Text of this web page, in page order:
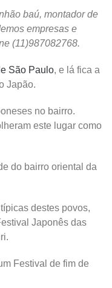
baú, montador de
empresas e
(11)987082768.
São Paulo, e lá fica a
Japão.
no bairro.
este lugar como
do bairro oriental da
destes povos,
Japonês das
Festival de fim de